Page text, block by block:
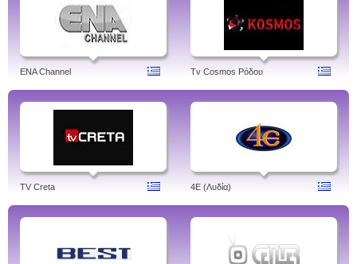
ENA Channel Tv Cosmos Ρόδου
TV Creta 4Ε (Λυδία)